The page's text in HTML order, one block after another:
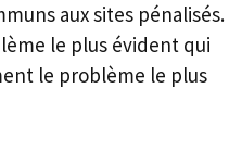
aux sites pénalisés.
le plus évident qui
le problème le plus